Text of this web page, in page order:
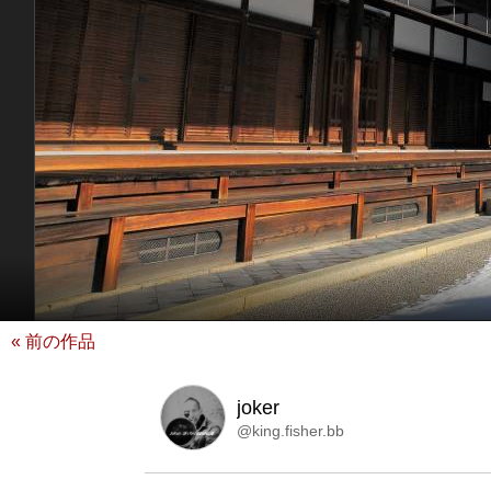
« 前の作品
joker
@king.fisher.bb